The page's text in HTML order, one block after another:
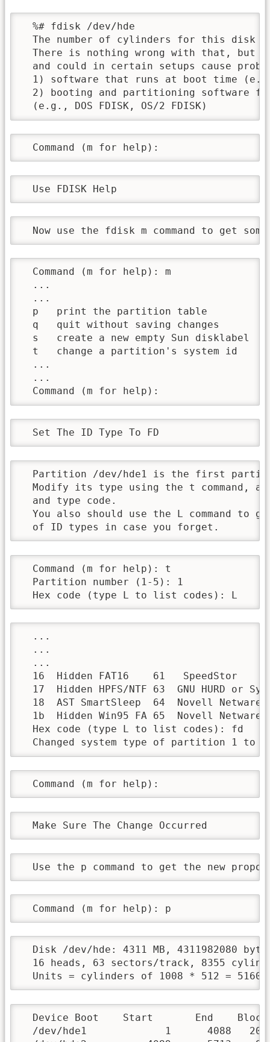
  %# fdisk /dev/hde
The number of cylinders for this disk
There is nothing wrong with that, but
and could in certain setups cause
1) software that runs at boot time
2) booting and partitioning software
  (e.g., DOS FDISK, OS/2 FDISK)
  Command (m for help):
  Use FDISK Help
Now use the fdisk m command to get
  Command (m for help): m
  ...
  ...
  p   print the partition table
  q   quit without saving changes
  s   create a new empty Sun disklabel
  t   change a partition's system id
  ...
  ...
  Command (m for help):
  Set The ID Type To FD
Partition /dev/hde1 is the first
Modify its type using the t command,
  and type code.
You also should use the L command to
  of ID types in case you forget.
  Command (m for help): t
  Partition number (1-5): 1
  Hex code (type L to list codes): L
  ...
  ...
  ...
16  Hidden FAT16    61   SpeedStor
17  Hidden HPFS/NTF 63  GNU HURD or
18  AST SmartSleep  64  Novell Netware
1b  Hidden Win95 FA 65  Novell Netware
  Hex code (type L to list codes): fd
Changed system type of partition 1 to
  Command (m for help):
  Make Sure The Change Occurred
Use the p command to get the new
  Command (m for help): p
Disk /dev/hde: 4311 MB, 4311982080
16 heads, 63 sectors/track, 8355
Units = cylinders of 1008 * 512 =
Device Boot    Start       End
/dev/hde1             1      4088